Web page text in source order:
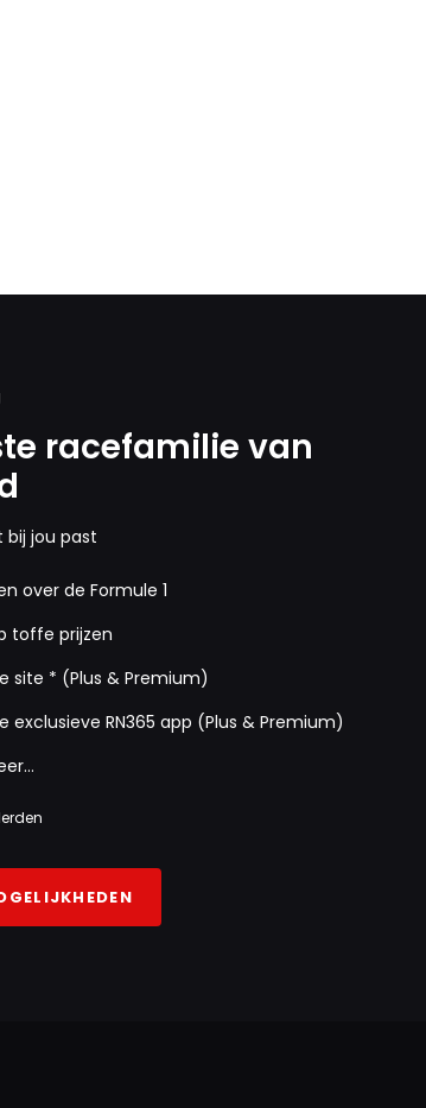
racefamilie van
bij jou past
over de Formule 1
toffe prijzen
site * (Plus & Premium)
exclusieve RN365 app (Plus & Premium)